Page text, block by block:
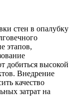
стен в опалубку
этапов,
добиться высокой
Внедрение
качество
затрат на